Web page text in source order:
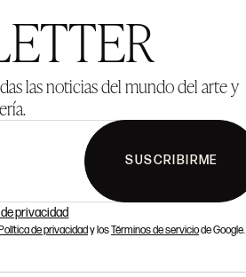
las noticias del mundo del arte y
SUSCRIBIRME
privacidad
de privacidady losTérminos de serviciode Google.